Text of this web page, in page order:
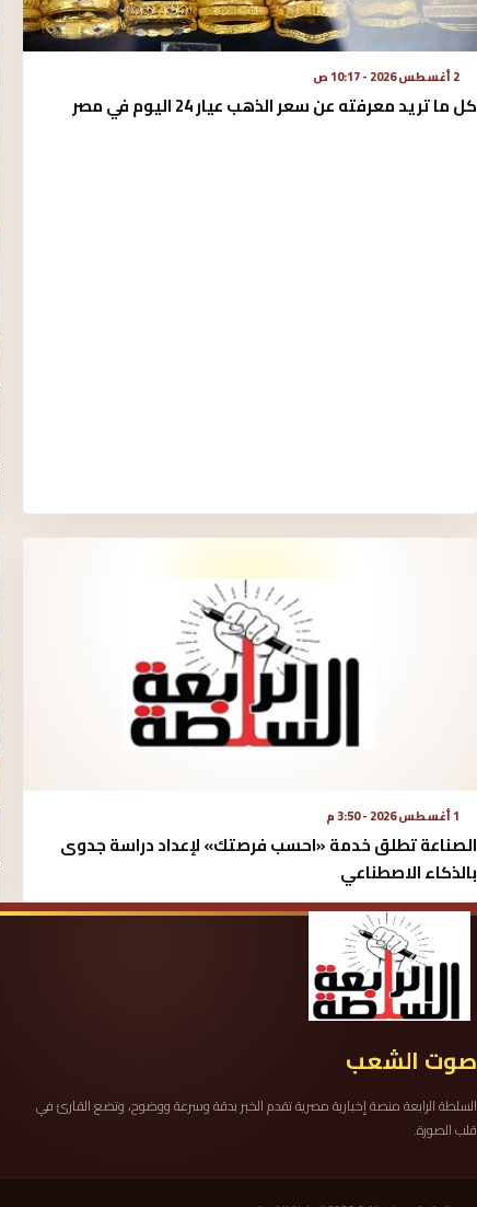
2 أغسطس 2026 - 10:17 ص
كل ما تريد معرفته عن سعر الذهب عيار 24 اليوم في مصر
1 أغسطس 2026 - 3:50 م
الصناعة تطلق خدمة «احسب فرصتك» لإعداد دراسة جدوى
بالذكاء الاصطناعي
صوت الشعب
السلطة الرابعة منصة إخبارية مصرية تقدم الخبر بدقة وسرعة ووضوح، وتضع القارئ في
قلب الصورة.